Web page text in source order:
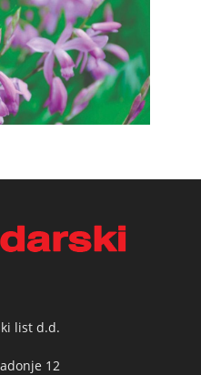
list d.d.
12